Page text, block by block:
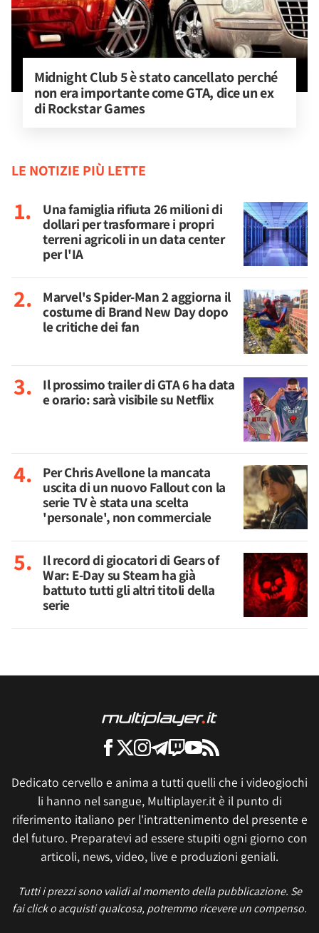
Midnight Club 5 è stato cancellato perché
non era importante come GTA, dice un ex
di Rockstar Games
LE NOTIZIE PIÙ LETTE
Una famiglia rifiuta 26 milioni di
dollari per trasformare i propri
terreni agricoli in un data center
per l'IA
Marvel's Spider-Man 2 aggiorna il
costume di Brand New Day dopo
le critiche dei fan
Il prossimo trailer di GTA 6 ha data
e orario: sarà visibile su Netflix
Per Chris Avellone la mancata
uscita di un nuovo Fallout con la
serie TV è stata una scelta
'personale', non commerciale
Il record di giocatori di Gears of
War: E-Day su Steam ha già
battuto tutti gli altri titoli della
serie
Dedicato cervello e anima a tutti quelli che i videogiochi
li hanno nel sangue, Multiplayer.it è il punto di
riferimento italiano per l'intrattenimento del presente e
del futuro. Preparatevi ad essere stupiti ogni giorno con
articoli, news, video, live e produzioni geniali.
Tutti i prezzi sono validi al momento della pubblicazione. Se
fai click o acquisti qualcosa, potremmo ricevere un compenso.